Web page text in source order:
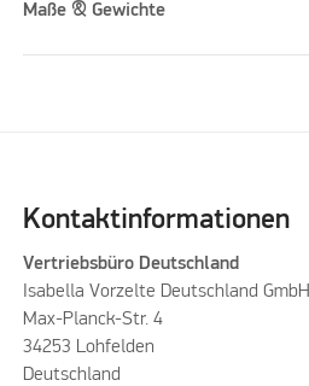
Maße & Gewichte
Kontaktinformationen
Vertriebsbüro Deutschland
Isabella Vorzelte Deutschland GmbH
Max-Planck-Str. 4
34253 Lohfelden
Deutschland